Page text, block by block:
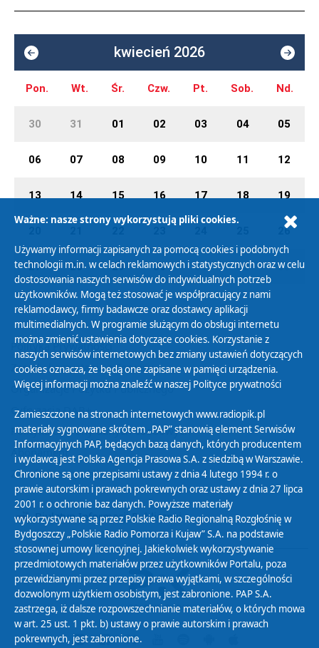
kwiecień 2026
Pon. Wt. Śr. Czw. Pt. Sob. Nd.
30 31 01 02 03 04 05
06 07 08 09 10 11 12
13 14 15 16 17 18 19
26
27 28 29 30 01 02 03
Polityka Prywatności
Zasady korzystania z Serwisu
Organizacje Pożytku Publicznego
Cyfryzacja DAB+
Polityka ochrony danych osobowych
Abonament
Zamówienia publiczne
Biuletyn Informacji Publicznej
Ważne: nasze strony wykorzystują pliki cookies.
Używamy informacji zapisanych za pomocą cookies i podobnych
technologii m.in. w celach reklamowych i statystycznych oraz w celu
dostosowania naszych serwisów do indywidualnych potrzeb
użytkowników. Mogą też stosować je współpracujący z nami
reklamodawcy, firmy badawcze oraz dostawcy aplikacji
multimedialnych. W programie służącym do obsługi internetu
można zmienić ustawienia dotyczące cookies. Korzystanie z
naszych serwisów internetowych bez zmiany ustawień dotyczących
cookies oznacza, że będą one zapisane w pamięci urządzenia.
Więcej informacji można znaleźć w naszej Polityce prywatności
Zamieszczone na stronach internetowych www.radiopik.pl
materiały sygnowane skrótem „PAP” stanowią element Serwisów
Informacyjnych PAP, będących bazą danych, których producentem
i wydawcą jest Polska Agencja Prasowa S.A. z siedzibą w Warszawie.
Chronione są one przepisami ustawy z dnia 4 lutego 1994 r. o
prawie autorskim i prawach pokrewnych oraz ustawy z dnia 27 lipca
2001 r. o ochronie baz danych. Powyższe materiały
wykorzystywane są przez Polskie Radio Regionalną Rozgłośnię w
Bydgoszczy „Polskie Radio Pomorza i Kujaw” S.A. na podstawie
stosownej umowy licencyjnej. Jakiekolwiek wykorzystywanie
przedmiotowych materiałów przez użytkowników Portalu, poza
przewidzianymi przez przepisy prawa wyjątkami, w szczególności
dozwolonym użytkiem osobistym, jest zabronione. PAP S.A.
zastrzega, iż dalsze rozpowszechnianie materiałów, o których mowa
w art. 25 ust. 1 pkt. b) ustawy o prawie autorskim i prawach
pokrewnych, jest zabronione.